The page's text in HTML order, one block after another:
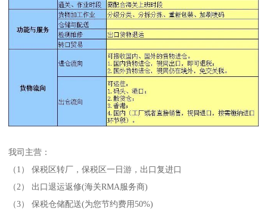
我司主营：
（1） 保税区转厂，保税区一日游，出口复进口
（2） 出口退运返修(海关RMA服务商)
（3） 保税仓储配送(为您节约费用50%)